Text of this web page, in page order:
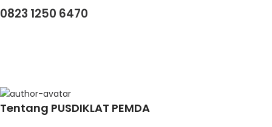
0823 1250 6470
Tentang PUSDIKLAT PEMDA